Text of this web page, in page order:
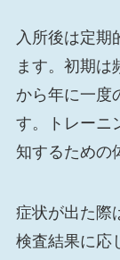
入所後は定期
ます。初期は
から年に一度
す。トレーニ
知するための
症状が出た際
検査結果に応